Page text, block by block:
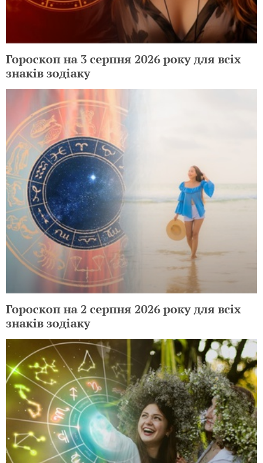
Гороскоп на 3 серпня 2026 року для всіх
знаків зодіаку
Гороскоп на 2 серпня 2026 року для всіх
знаків зодіаку